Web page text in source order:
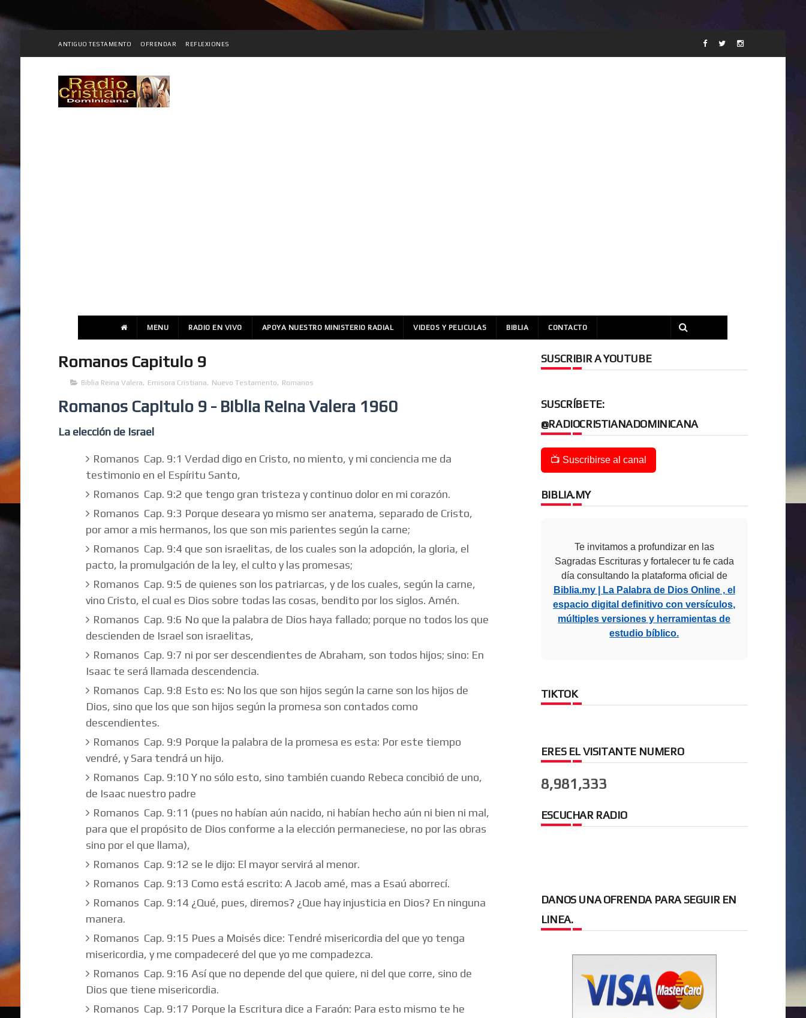
ANTIGUO TESTAMENTO OFRENDAR REFLEXIONES
MENU RADIO EN VIVO APOYA NUESTRO MINISTERIO RADIAL VIDEOS Y PELICULAS BIBLIA CONTACTO
Romanos Capitulo 9
Biblia Reina Valera, Emisora Cristiana, Nuevo Testamento, Romanos
Romanos Capitulo 9 - Biblia Reina Valera 1960
La elección de Israel
Romanos Cap. 9:1 Verdad digo en Cristo, no miento, y mi conciencia me da
testimonio en el Espíritu Santo,
Romanos Cap. 9:2 que tengo gran tristeza y continuo dolor en mi corazón.
Romanos Cap. 9:3 Porque deseara yo mismo ser anatema, separado de Cristo,
por amor a mis hermanos, los que son mis parientes según la carne;
Romanos Cap. 9:4 que son israelitas, de los cuales son la adopción, la gloria, el
pacto, la promulgación de la ley, el culto y las promesas;
Romanos Cap. 9:5 de quienes son los patriarcas, y de los cuales, según la carne,
vino Cristo, el cual es Dios sobre todas las cosas, bendito por los siglos. Amén.
Romanos Cap. 9:6 No que la palabra de Dios haya fallado; porque no todos los que
descienden de Israel son israelitas,
Romanos Cap. 9:7 ni por ser descendientes de Abraham, son todos hijos; sino: En
Isaac te será llamada descendencia.
Romanos Cap. 9:8 Esto es: No los que son hijos según la carne son los hijos de
Dios, sino que los que son hijos según la promesa son contados como
descendientes.
Romanos Cap. 9:9 Porque la palabra de la promesa es esta: Por este tiempo
vendré, y Sara tendrá un hijo.
Romanos Cap. 9:10 Y no sólo esto, sino también cuando Rebeca concibió de uno,
de Isaac nuestro padre
Romanos Cap. 9:11 (pues no habían aún nacido, ni habían hecho aún ni bien ni mal,
para que el propósito de Dios conforme a la elección permaneciese, no por las obras
sino por el que llama),
Romanos Cap. 9:12 se le dijo: El mayor servirá al menor.
Romanos Cap. 9:13 Como está escrito: A Jacob amé, mas a Esaú aborrecí.
Romanos Cap. 9:14 ¿Qué, pues, diremos? ¿Que hay injusticia en Dios? En ninguna
manera.
Romanos Cap. 9:15 Pues a Moisés dice: Tendré misericordia del que yo tenga
misericordia, y me compadeceré del que yo me compadezca.
Romanos Cap. 9:16 Así que no depende del que quiere, ni del que corre, sino de
Dios que tiene misericordia.
Romanos Cap. 9:17 Porque la Escritura dice a Faraón: Para esto mismo te he
SUSCRIBIR A YOUTUBE
SUSCRÍBETE:
@RADIOCRISTIANADOMINICANA
📺 Suscribirse al canal
BIBLIA.MY
Te invitamos a profundizar en las
Sagradas Escrituras y fortalecer tu fe cada
día consultando la plataforma oficial de
Biblia.my | La Palabra de Dios Online , el
espacio digital definitivo con versículos,
múltiples versiones y herramientas de
estudio bíblico.
TIKTOK
ERES EL VISITANTE NUMERO
8,981,333
ESCUCHAR RADIO
DANOS UNA OFRENDA PARA SEGUIR EN
LINEA.